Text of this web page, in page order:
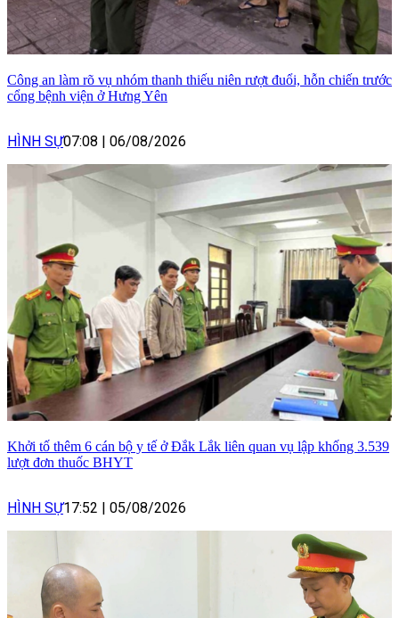
Công an làm rõ vụ nhóm thanh thiếu niên rượt đuổi, hỗn chiến trước
cổng bệnh viện ở Hưng Yên
HÌNH SỰ07:08 06/08/2026
Khởi tố thêm 6 cán bộ y tế ở Đắk Lắk liên quan vụ lập khống 3.539
lượt đơn thuốc BHYT
HÌNH SỰ17:52 05/08/2026